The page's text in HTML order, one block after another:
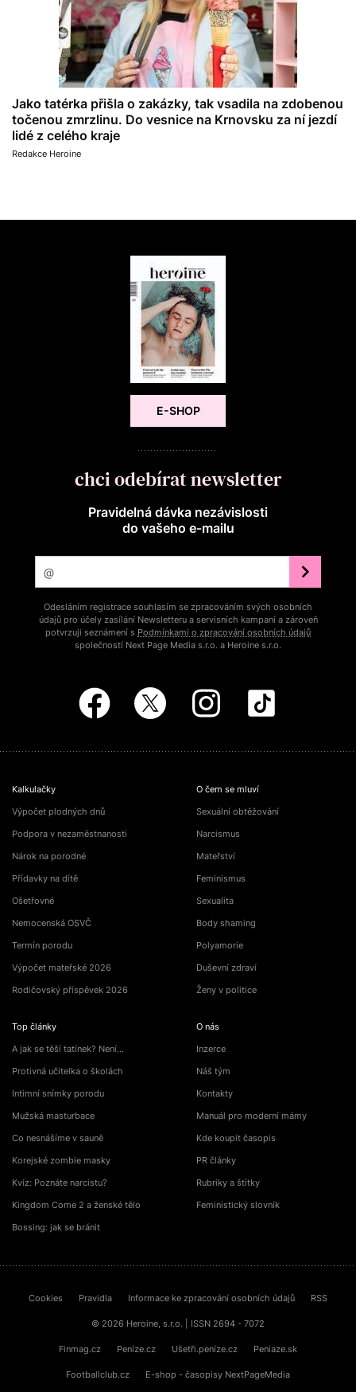
Jako tatérka přišla o zakázky, tak vsadila na zdobenou
točenou zmrzlinu. Do vesnice na Krnovsku za ní jezdí
lidé z celého kraje
Redakce Heroine
E-SHOP
chci odebírat newsletter
Pravidelná dávka nezávislosti
do vašeho e‑mailu
Odesláním registrace souhlasím se zpracováním svých osobních
údajů pro účely zasílání Newsletteru a servisních kampaní a zároveň
potvrzuji seznámení s Podmínkami o zpracování osobních údajů
společností Next Page Media s.r.o. a Heroine s.r.o.
Kalkulačky
Výpočet plodných dnů
Podpora v nezaměstnanosti
Nárok na porodné
Přídavky na dítě
Ošetřovné
Nemocenská OSVČ
Termín porodu
Výpočet mateřské 2026
Rodičovský příspěvek 2026
Top články
A jak se těší tatínek? Není…
Protivná učitelka o školách
Intimní snímky porodu
Mužská masturbace
Co nesnášíme v sauně
Korejské zombie masky
Kvíz: Poznáte narcistu?
Kingdom Come 2 a ženské tělo
Bossing: jak se bránit
O čem se mluví
Sexuální obtěžování
Narcismus
Mateřství
Feminismus
Sexualita
Body shaming
Polyamorie
Duševní zdraví
Ženy v politice
O nás
Inzerce
Náš tým
Kontakty
Manuál pro moderní mámy
Kde koupit časopis
PR články
Rubriky a štítky
Feministický slovník
Cookies Pravidla Informace ke zpracování osobních údajů RSS
© 2026 Heroine, s.r.o. | ISSN 2694 - 7072
Finmag.cz Peníze.cz Ušetři.peníze.cz Peniaze.sk
Footballclub.cz E-shop - časopisy NextPageMedia